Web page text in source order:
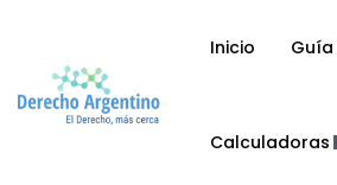
Inicio
Calculadoras